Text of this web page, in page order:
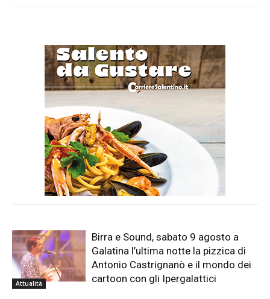
Attualità
Birra e Sound, sabato 9 agosto a
Galatina l’ultima notte la pizzica di
Antonio Castrignanò e il mondo dei
cartoon con gli Ipergalattici